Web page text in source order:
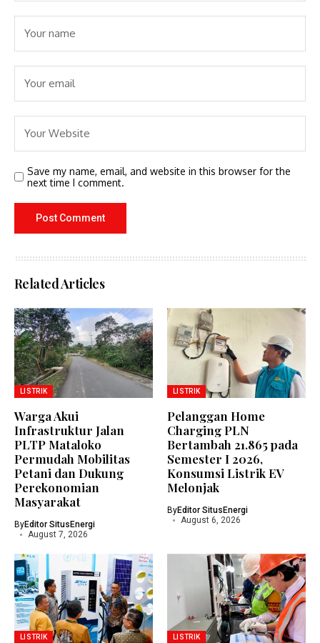
Save my name, email, and website in this browser for the
next time I comment.
Related Articles
LISTRIK
Warga Akui
Infrastruktur Jalan
PLTP Mataloko
Permudah Mobilitas
Petani dan Dukung
Perekonomian
Masyarakat
ByEditor SitusEnergi
August 7, 2026
LISTRIK
Pelanggan Home
Charging PLN
Bertambah 21.865 pada
Semester I 2026,
Konsumsi Listrik EV
Melonjak
ByEditor SitusEnergi
August 6, 2026
LISTRIK LISTRIK